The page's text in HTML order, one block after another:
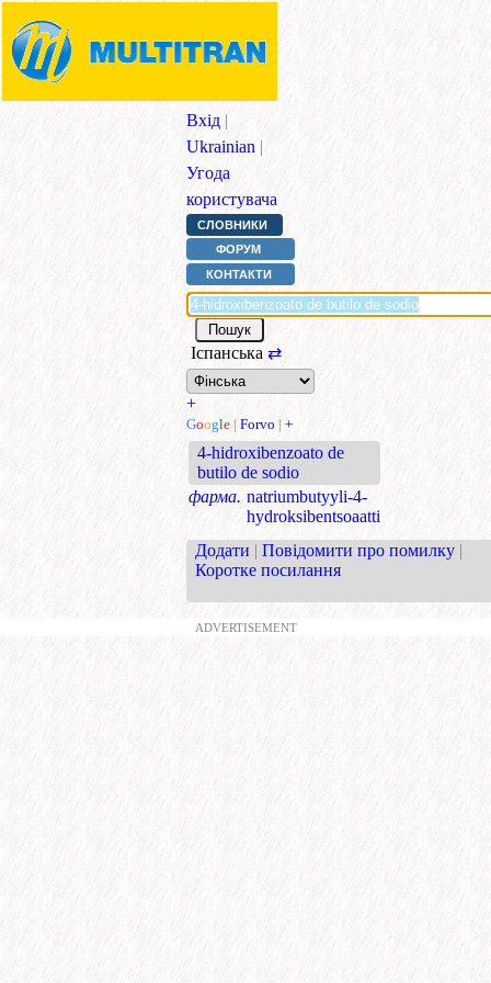
Вхід |
Ukrainian |
Угода
користувача
СЛОВНИКИ
ФОРУМ
КОНТАКТИ
Іспанська ⇄
+
Google | Forvo | +
4-hidroxibenzoato de
butilo de sodio
фарма. natriumbutyyli-4-
hydroksibentsoaatti
Додати | Повідомити про помилку |
Коротке посилання
ADVERTISEMENT